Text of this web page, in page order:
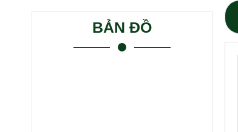
BẢN ĐỒ